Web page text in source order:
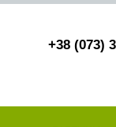
+38 (073)